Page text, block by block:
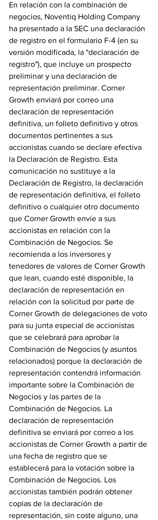
En relación con la combinación de
negocios, Noventiq Holding Company
ha presentado a la SEC una declaración
de registro en el formulario F-4 (en su
versión modificada, la "declaración de
registro"), que incluye un prospecto
preliminar y una declaración de
representación preliminar. Corner
Growth enviará por correo una
declaración de representación
definitiva, un folleto definitivo y otros
documentos pertinentes a sus
accionistas cuando se declare efectiva
la Declaración de Registro. Esta
comunicación no sustituye a la
Declaración de Registro, la declaración
de representación definitiva, el folleto
definitivo o cualquier otro documento
que Corner Growth envíe a sus
accionistas en relación con la
Combinación de Negocios. Se
recomienda a los inversores y
tenedores de valores de Corner Growth
que lean, cuando esté disponible, la
declaración de representación en
relación con la solicitud por parte de
Corner Growth de delegaciones de voto
para su junta especial de accionistas
que se celebrará para aprobar la
Combinación de Negocios (y asuntos
relacionados) porque la declaración de
representación contendrá información
importante sobre la Combinación de
Negocios y las partes de la
Combinación de Negocios. La
declaración de representación
definitiva se enviará por correo a los
accionistas de Corner Growth a partir de
una fecha de registro que se
establecerá para la votación sobre la
Combinación de Negocios. Los
accionistas también podrán obtener
copias de la declaración de
representación, sin coste alguno, una